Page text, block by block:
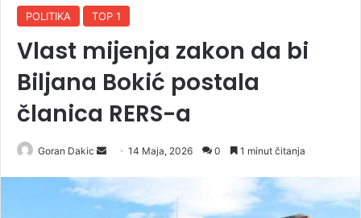
POLITIKA TOP 1
Vlast mijenja zakon da bi
Biljana Bokić postala
članica RERS-a
Goran Dakic 14 Maja, 2026 0 1 minut čitanja